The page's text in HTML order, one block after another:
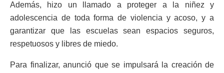
Además, hizo un llamado a proteger a la niñez y
adolescencia de toda forma de violencia y acoso, y a
garantizar que las escuelas sean espacios seguros,
respetuosos y libres de miedo.
Para finalizar, anunció que se impulsará la creación de